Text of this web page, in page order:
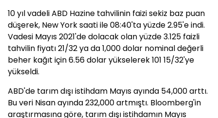
10 yıl vadeli ABD Hazine tahvilinin faizi sekiz baz puan
düşerek, New York saati ile 08:40'ta yüzde 2.95'e indi.
Vadesi Mayıs 2021'de dolacak olan yüzde 3.125 faizli
tahvilin fiyatı 21/32 ya da 1,000 dolar nominal değerli
beher kağıt için 6.56 dolar yükselerek 101 15/32'ye
yükseldi.
ABD'de tarım dışı istihdam Mayıs ayında 54,000 arttı.
Bu veri Nisan ayında 232,000 artmıştı. Bloomberg'in
araştırmasına göre, tarım dışı istihdamın Mayıs